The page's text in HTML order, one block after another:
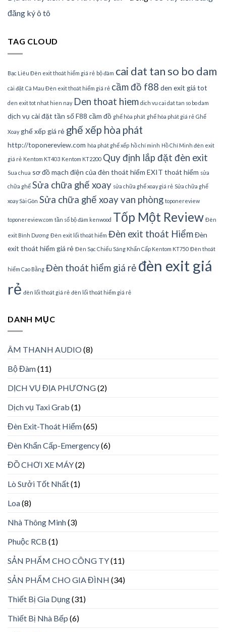
đăng ký ô tô
TAG CLOUD
Bạc Liêu Đèn exit thoát hiểm giá rẻ bộ đàm cai dat tan so bo dam
cài đặt Cà Mau Đèn exit thoát hiểm giá rẻ cầm đồ f88 den exit giá tot
den exit tot nhat hien nay Den thoat hiem dich vu cai dat tan so bo dam
dịch vụ cài đặt tần sốF88 cầm đồ ghế hòa phát ghế hòa phát giá rẻ Ghế
Xoay ghế xếp giá rẻ ghế xếp hòa phát
http://toponereview.com hòa phát ghế xếp hồ chí minh Hồ Chí Minh đèn exit
giá rẻ Kentom KT403 Kentom KT2200 Quy định lắp đặt đèn exit
Sua chua sơ đồ mạch điện của đèn thoát hiểm EXIT thoát hiểm sửa
chữa ghế Sửa chữa ghế xoay sửa chữa ghế xoay giá rẻ Sửa chữa ghế
xoay Sài Gòn Sửa chữa ghế xoay van phòng toponereview
toponereview.com tần số bộ đàm kenwood Tốp Một Review Đèn
exit Bình Dương Đèn exit lối thoát hiểm Đèn exit thoát HiểmĐèn
exit thoát hiểm giá rẻ Đèn Sạc Chiếu Sáng Khẩn Cấp Kentom KT750 Đèn thoát
hiểm Cao Bằng Đèn thoát hiểm giá rẻ đèn exit giá
rẻ đèn lối thoát giá rẻ đèn lối thoát hiểm giá rẻ
DANH MỤC
ÂM THANH AUDIO(8)
Bộ Đàm(11)
DỊCH VỤ ĐỊA PHƯƠNG(2)
Dịch vụ Taxi Grab (1)
Đèn Exit-Thoát Hiểm(65)
Đèn Khẩn Cấp-Emergency(6)
ĐỒ CHƠI XE MÁY(2)
Lò Sưởi Tốt Nhất(1)
Loa(8)
Nhà Thông Minh(3)
Phuộc RCB (1)
SẢN PHẨM CHO CÔNG TY(11)
SẢN PHẨM CHO GIA ĐÌNH (34)
Thiết Bị Gia Dụng(31)
Thiết Bị Nhà Bếp (6)